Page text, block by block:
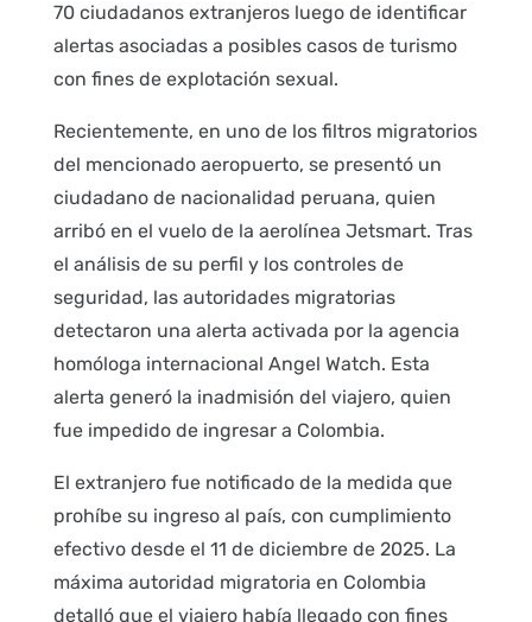
70 ciudadanos extranjeros luego de identificar
alertas asociadas a posibles casos de turismo
con fines de explotación sexual.
Recientemente, en uno de los filtros migratorios
del mencionado aeropuerto, se presentó un
ciudadano de nacionalidad peruana, quien
arribó en el vuelo de la aerolínea Jetsmart. Tras
el análisis de su perfil y los controles de
seguridad, las autoridades migratorias
detectaron una alerta activada por la agencia
homóloga internacional Angel Watch. Esta
alerta generó la inadmisión del viajero, quien
fue impedido de ingresar a Colombia.
El extranjero fue notificado de la medida que
prohíbe su ingreso al país, con cumplimiento
efectivo desde el 11 de diciembre de 2025. La
máxima autoridad migratoria en Colombia
detalló que el viajero había llegado con fines